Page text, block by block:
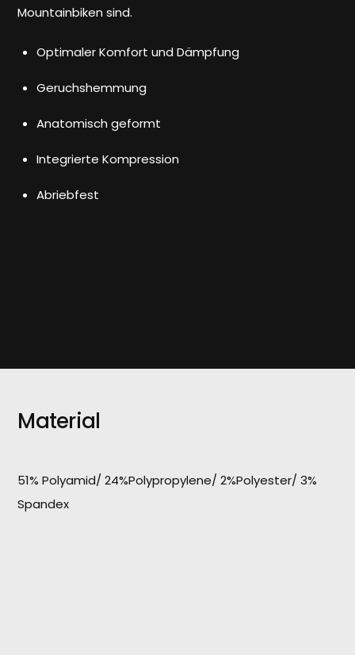
Mountainbiken sind.
Optimaler Komfort und Dämpfung
Geruchshemmung
Anatomisch geformt
Integrierte Kompression
Abriebfest
Material
51% Polyamid/ 24%Polypropylene/ 2%Polyester/ 3%
Spandex